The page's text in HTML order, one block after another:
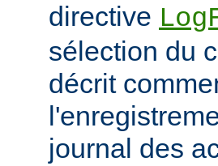
directive
sélection du
décrit
journal des